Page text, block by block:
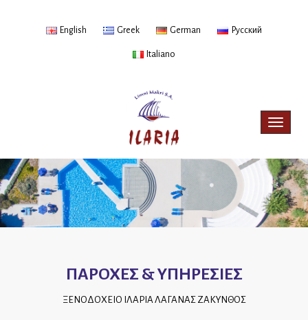
English Greek German Русский
Italiano
Toggle
ΠΑΡΟΧΕΣ & ΥΠΗΡΕΣΙΕΣ
ΞΕΝΟΔΟΧΕΙΟ ΙΛΑΡΙΑ ΛΑΓΑΝΑΣ ΖΑΚΥΝΘΟΣ